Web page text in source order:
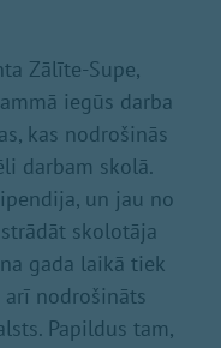
Zālīte-Supe,
iegūs darba
kas nodrošinās
darbam skolā.
un jau no
skolotāja
gada laikā tiek
nodrošināts
Papildus tam,